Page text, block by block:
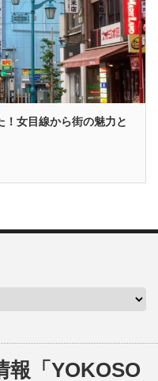
！女目線から街の魅力と
報「YOKOSO